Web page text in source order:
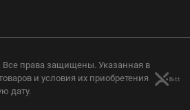
Все права защищены. Указанная в
и условия их приобретения
дату.